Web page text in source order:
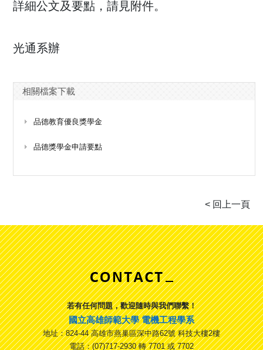
詳細公文及要點，請見附件。
光通系辦
相關檔案下載
品德教育優良獎學金
品德獎學金申請要點
若有任何問題，歡迎隨時與我們聯繫！
國立高雄師範大學 電機工程學系
地址：824-44 高雄市燕巢區深中路62號 科技大樓2樓
電話：(07)717-2930 轉 7701 或 7702